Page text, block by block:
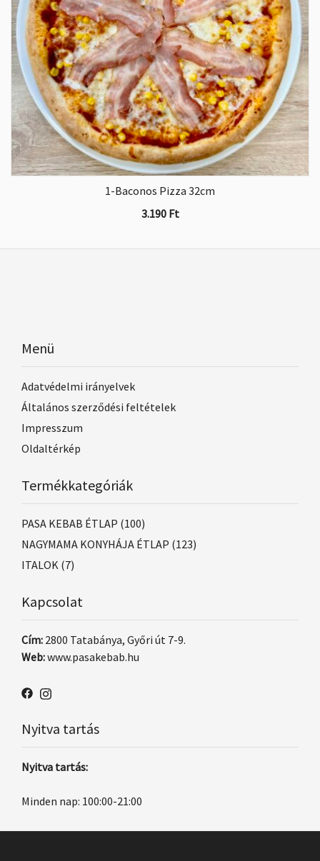
1-Baconos Pizza 32cm
3.190 Ft
Menü
Adatvédelmi irányelvek
Általános szerződési feltételek
Impresszum
Oldaltérkép
Termékkategóriák
PASA KEBAB ÉTLAP (100)
NAGYMAMA KONYHÁJA ÉTLAP (123)
ITALOK (7)
Kapcsolat
Cím: 2800 Tatabánya, Győri út 7-9.
Web:www.pasakebab.hu
Nyitva tartás
Nyitva tartás:
Minden nap: 100:00-21:00